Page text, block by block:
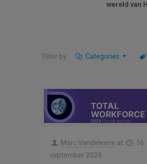
wereld van
Filter by Categories
Marc Vandeleene at
16
september 2024